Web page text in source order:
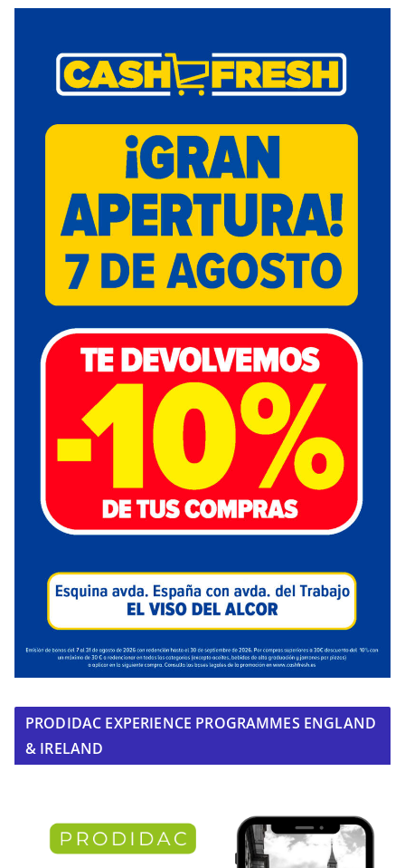
PRODIDAC EXPERIENCE PROGRAMMES ENGLAND
& IRELAND